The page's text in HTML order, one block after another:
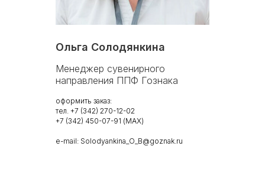
Ольга Солодянкина
Менеджер сувенирного
направления ППФ Гознака
оформить заказ:
тел. +7 (342) 270-12-02
+7 (342) 450-07-91 (MAX)
e-mail: Solodyankina_O_B@goznak.ru